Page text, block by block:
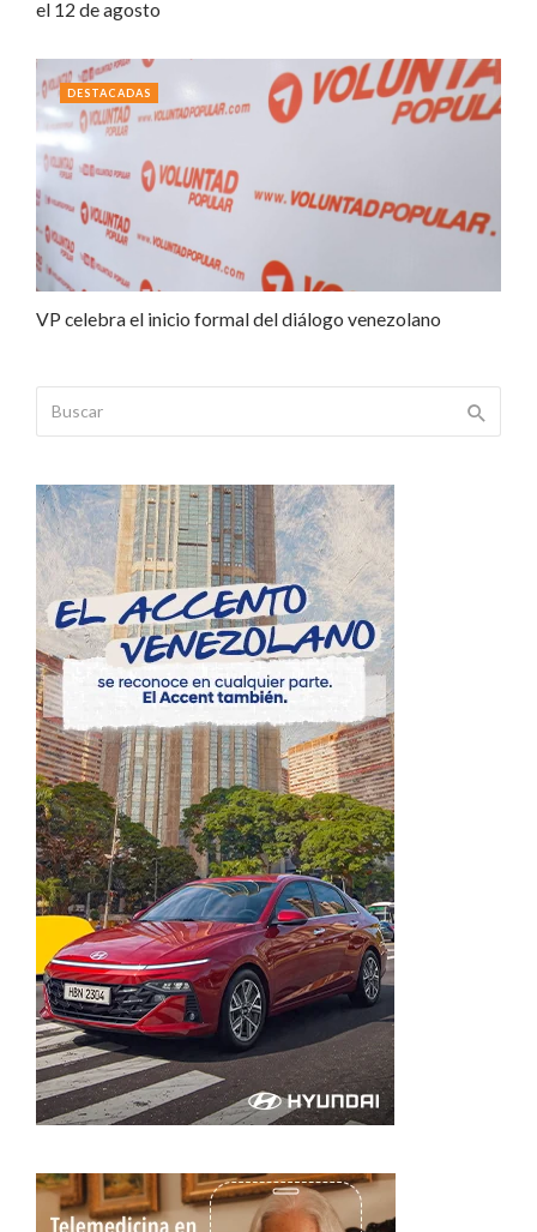
el 12 de agosto
VP celebra el inicio formal del diálogo venezolano
DESTACADAS